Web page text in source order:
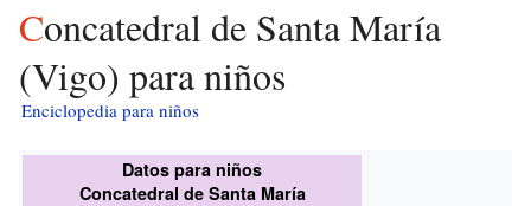
Concatedral de Santa María
(Vigo) para niños
Enciclopedia para niños
Datos para niños
Concatedral de Santa María